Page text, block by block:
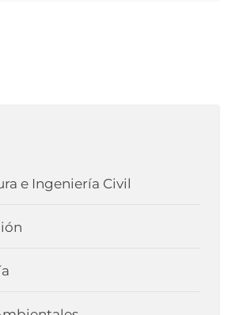
e Ingeniería Civil